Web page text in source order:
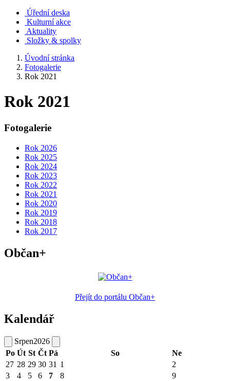
Úřední deska
Kulturní akce
Aktuality
Složky & spolky
Úvodní stránka
Fotogalerie
Rok 2021
Rok 2021
Fotogalerie
Rok 2026
Rok 2025
Rok 2024
Rok 2023
Rok 2022
Rok 2021
Rok 2020
Rok 2019
Rok 2018
Rok 2017
Občan+
Přejít do portálu Občan+
Kalendář
Srpen2026
Po Út St Čt Pá So
Ne
27 28 29 30 31 1
2
3
4 5 6 7 8
9